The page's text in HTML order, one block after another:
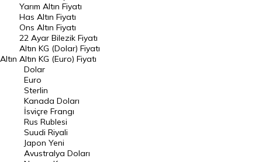
DÖVİZ
Döviz Kuru
Dolar Kuru
Euro Kuru
Pound Kuru
Frank Kuru
Riyal Kuru
Avustralya Doları
Danimarka Kronu Kuru
Altın
Yarım Altın Fiyatı
Has Altın Fiyatı
Ons Altın Fiyatı
22 Ayar Bilezik Fiyatı
Altın KG (Dolar) Fiyatı
Altın KG (Euro) Fiyatı
Dolar
Euro
Sterlin
Kanada Doları
İsviçre Frangı
Rus Rublesi
Suudi Riyali
Japon Yeni
Avustralya Doları